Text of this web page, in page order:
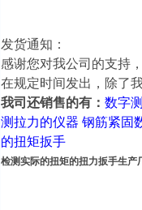
发货通知：
感谢您对我公司的支持
在规定时间发出，除了
我司还销售的有： 数字
测拉力的仪器 钢筋紧固
的扭矩扳手
检测实际的扭矩的扭力扳手生产